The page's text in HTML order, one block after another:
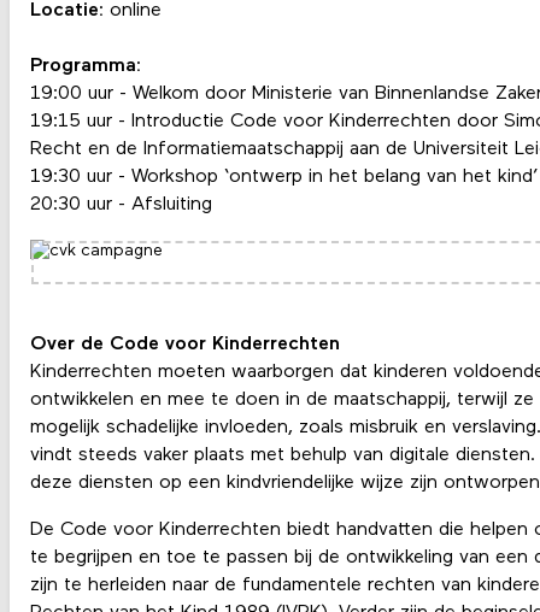
Locatie: online
Programma:
19:00 uur - Welkom door Ministerie van Binnenlandse
19:15 uur - Introductie Code voor Kinderrechten door
Recht en de Informatiemaatschappij aan de Universiteit
19:30 uur - Workshop ‘ontwerp in het belang van het kind’
20:30 uur - Afsluiting
Over de Code voor Kinderrechten
Kinderrechten moeten waarborgen dat kinderen
ontwikkelen en mee te doen in de maatschappij, terwijl
mogelijk schadelijke invloeden, zoals misbruik en
vindt steeds vaker plaats met behulp van digitale
deze diensten op een kindvriendelijke wijze zijn
De Code voor Kinderrechten biedt handvatten die helpen
te begrijpen en toe te passen bij de ontwikkeling van een
zijn te herleiden naar de fundamentele rechten van